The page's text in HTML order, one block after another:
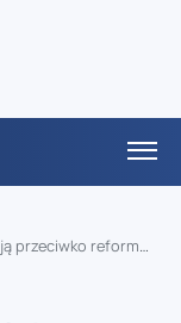
azylowym rządu Arizona